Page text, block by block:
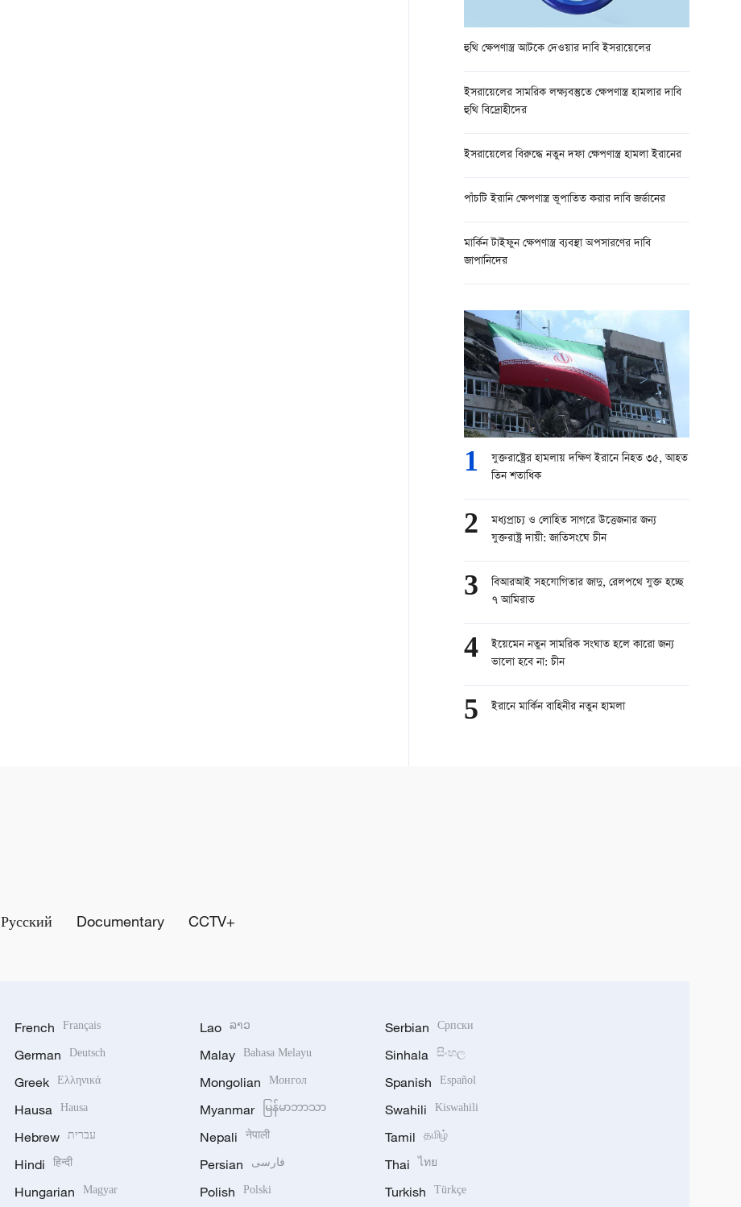
হুথি ক্ষেপণাস্ত্র আটকে দেওয়ার দাবি ইসরায়েলের
ইসরায়েলের সামরিক লক্ষ্যবস্তুতে ক্ষেপণাস্ত্র হামলার দাবি
হুথি বিদ্রোহীদের
ইসরায়েলের বিরুদ্ধে নতুন দফা ক্ষেপণাস্ত্র হামলা ইরানের
পাঁচটি ইরানি ক্ষেপণাস্ত্র ভূপাতিত করার দাবি জর্ডানের
মার্কিন টাইফুন ক্ষেপণাস্ত্র ব্যবস্থা অপসারণের দাবি
জাপানিদের
1
যুক্তরাষ্ট্রের হামলায় দক্ষিণ ইরানে নিহত ৩৫, আহত
তিন শতাধিক
2
মধ্যপ্রাচ্য ও লোহিত সাগরে উত্তেজনার জন্য
যুক্তরাষ্ট্র দায়ী: জাতিসংঘে চীন
3
বিআরআই সহযোগিতার জাদু, রেলপথে যুক্ত হচ্ছে
৭ আমিরাত
4
ইয়েমেন নতুন সামরিক সংঘাত হলে কারো জন্য
ভালো হবে না: চীন
5 ইরানে মার্কিন বাহিনীর নতুন হামলা
Русский Documentary CCTV+
French Français
German Deutsch
Greek Ελληνικά
Hausa Hausa
Hebrew עברית
Hindi हिन्दी
Hungarian Magyar
Lao ລາວ
Malay Bahasa Melayu
Mongolian Монгол
Myanmar မြန်မာဘာသာ
Nepali नेपाली
Persian فارسی
Polish Polski
Serbian Српски
Sinhala සිංහල
Spanish Español
Swahili Kiswahili
Tamil தமிழ்
Thai ไทย
Turkish Türkçe